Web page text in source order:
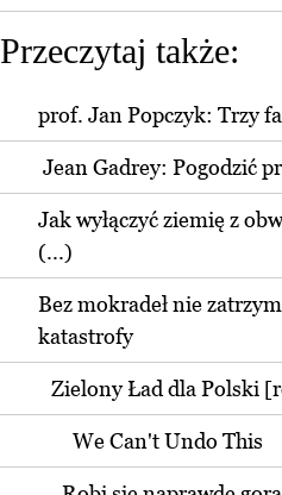
Przeczytaj także:
prof. Jan Popczyk: Trzy
Jean Gadrey: Pogodzić
Jak wyłączyć ziemię z
(...)
Bez mokradeł nie
katastrofy
Zielony Ład dla Polski
We Can't Undo This